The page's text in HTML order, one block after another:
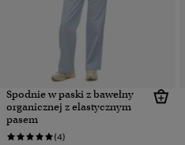
Spodnie w paski z bawełny
organicznej z elastycznym
pasem
(4)